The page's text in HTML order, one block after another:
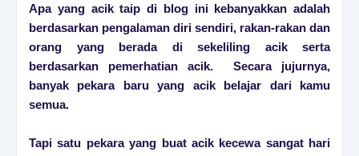
Apa yang acik taip di blog ini kebanyakkan adalah
berdasarkan pengalaman diri sendiri, rakan-rakan dan
orang yang berada di sekeliling acik serta
berdasarkan pemerhatian acik. Secara jujurnya,
banyak pekara baru yang acik belajar dari kamu
semua.
Tapi satu pekara yang buat acik kecewa sangat hari